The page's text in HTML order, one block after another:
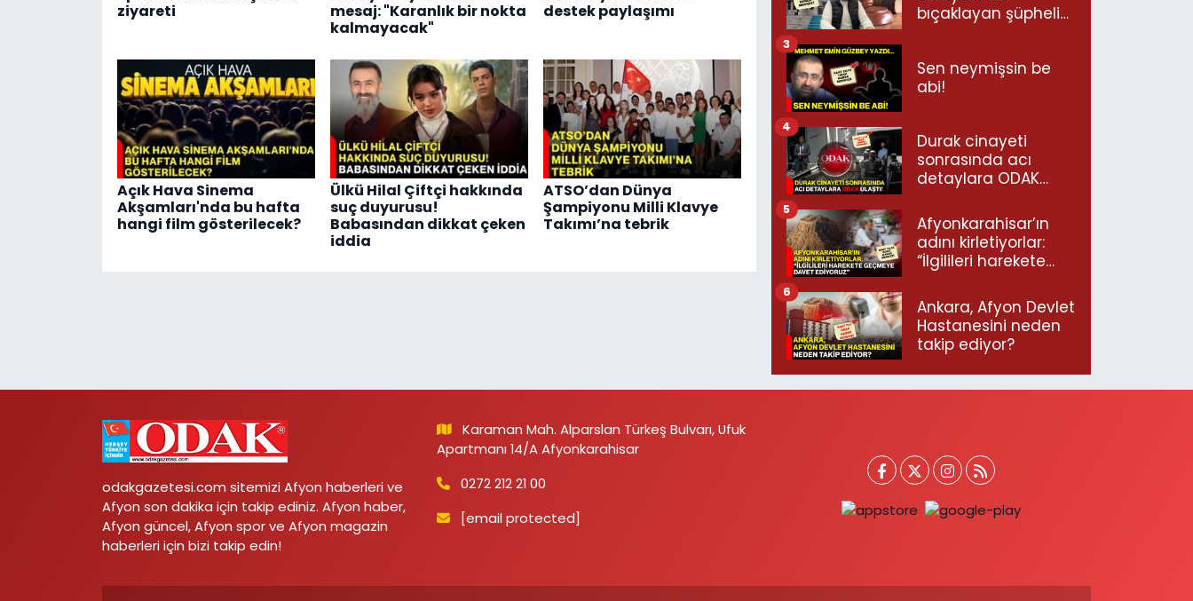
ziyareti
mesaj: "Karanlık bir nokta
kalmayacak"
destek paylaşımı
Açık Hava Sinema
Akşamları'nda bu hafta
hangi film gösterilecek?
Ülkü Hilal Çiftçi hakkında
suç duyurusu!
Babasından dikkat çeken
iddia
ATSO’dan Dünya
Şampiyonu Milli Klavye
Takımı’na tebrik
bıçaklayan şüpheli
Sen neymişsin be
abi!
3
Durak cinayeti
sonrasında acı
detaylara ODAK
4
Afyonkarahisar’ın
adını kirletiyorlar:
“İlgilileri harekete
ediyoruz”
5
Ankara, Afyon Devlet
Hastanesini neden
takip ediyor?
6
odakgazetesi.com sitemizi Afyon haberleri ve
Afyon son dakika için takip ediniz. Afyon haber,
Afyon güncel, Afyon spor ve Afyon magazin
haberleri için bizi takip edin!
Karaman Mah. Alparslan Türkeş Bulvarı, Ufuk
Apartmanı 14/A Afyonkarahisar
0272 212 21 00
[email protected]